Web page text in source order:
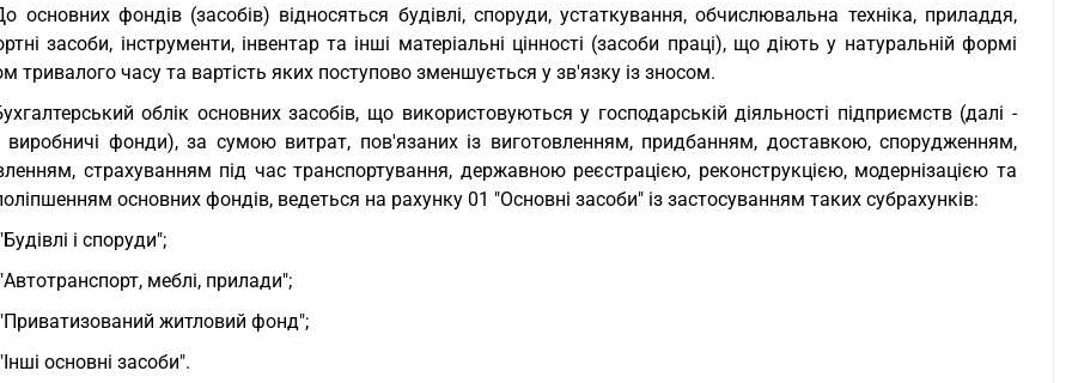
основних фондів (засобів) відносяться будівлі, споруди, устаткування, обчислювальна техніка, приладдя,
засоби, інструменти, інвентар та інші матеріальні цінності (засоби праці), що діють у натуральній формі
тривалого часу та вартість яких поступово зменшується у зв'язку із зносом.
облік основних засобів, що використовуються у господарській діяльності підприємств (далі -
виробничі фонди), за сумою витрат, пов'язаних із виготовленням, придбанням, доставкою, спорудженням,
страхуванням під час транспортування, державною реєстрацією, реконструкцією, модернізацією та
основних фондів, ведеться на рахунку 01 "Основні засоби" із застосуванням таких субрахунків:
і споруди";
меблі, прилади";
житловий фонд";
основні засоби".